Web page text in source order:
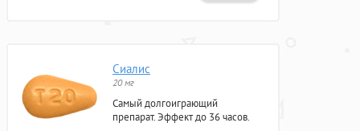
Сиалис
20 мг
Самый долгоиграющий
препарат. Эффект до 36 часов.